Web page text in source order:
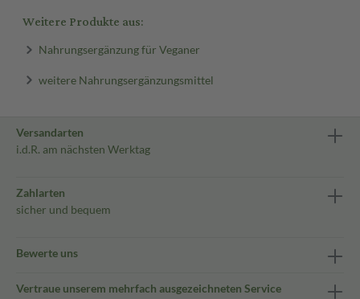
Weitere Produkte aus:
Nahrungsergänzung für Veganer
weitere Nahrungsergänzungsmittel
Versandarten
i.d.R. am nächsten Werktag
Zahlarten
sicher und bequem
Bewerte uns
Vertraue unserem mehrfach ausgezeichneten Service